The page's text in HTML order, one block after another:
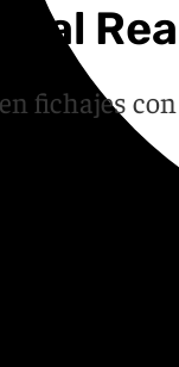
al
fichajes